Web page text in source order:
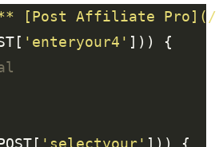
[Post Affiliate Pro](/
'enteryour4'
'selectyour'